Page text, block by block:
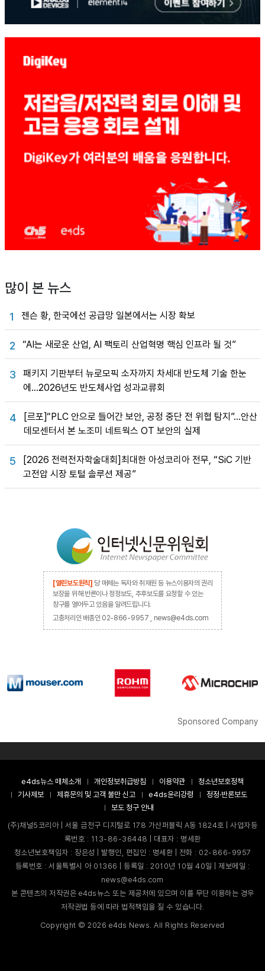
많이 본 뉴스
1 젠슨 황, 한국에선 공급망 일본에서는 시장 확보
2 “AI는 새로운 산업, AI 팩토리 산업혁명 핵심 인프라 될 것”
3
패키지 기판부터 뉴로모픽 소자까지 차세대 반도체 기술 한눈
에…2026년도 반도체사업 성과교류회
4
[르포]“PLC 안으로 들어간 보안, 공정 중단 전 위협 탐지”…안산
데모센터서 본 노조미 네트웍스 OT 보안의 실제
5
[2026 전력전자학술대회]최대한 아성코리아 전무, “SiC 기반
고전압 시장 토털 솔루션 제공”
[열린보도원칙] 당 매체는 독자와 취재원 등 뉴스이용자의 권리
보장을 위해 반론이나 정정보도, 추후보도를 요청할 수 있는
창구를 열어두고 있음을 알려드립니다.
고충처리인 배종인 02-866-9957 , news@e4ds.com
Sponsored Company
e4ds뉴스 매체소개 개인정보취급방침 이용약관
청소년보호정책
기사제보
제휴문의 및 고객 불만 신고 e4ds윤리강령
정정·반론보도
보도 청구 안내
(주)채널5코리아 | 서울 금천구 디지털로 178 가산퍼블릭 A동 1824호 | 사업자등
록번호 : 113-86-36448 | 대표자 : 명세환
청소년보호책임자 : 장은성 | 발행인, 편집인 : 명세환 | 전화 : 02-866-9957
등록번호 : 서울특별시 아 01366 | 등록일 : 2010년 10월 40일 | 제보메일 :
news@e4ds.com
본 콘텐츠의 저작권은 e4ds뉴스 또는 제공처에 있으며 이를 무단 이용하는 경우
저작권법 등에 따라 법적책임을 질 수 있습니다.
Copyright ©2026 e4ds News. All Rights Reserved